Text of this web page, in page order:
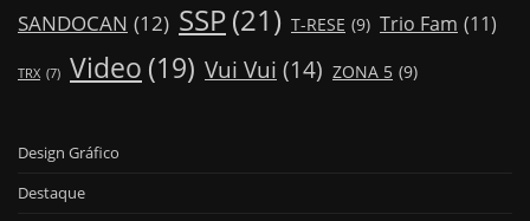
SANDOCAN (12) SSP(21) T-RESE (9) Trio Fam (11)
TRX (7) Video (19) Vui Vui (14) ZONA 5 (9)
Design Gráfico
Destaque